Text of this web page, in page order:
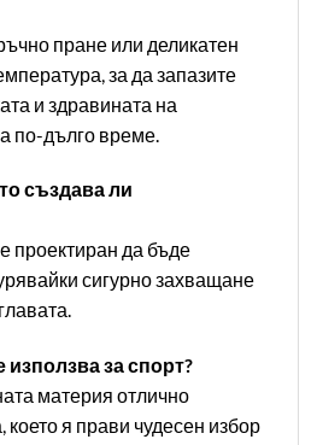
пране или деликатен
за да запазите
и здравината на
по-дълго време.
създава ли
проектиран да бъде
сигурно захващане
използва за спорт?
материя отлично
което я прави чудесен избор